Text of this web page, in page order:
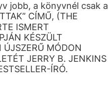
jobb, a könyvnél csak a
CÍMŰ, (THE
ISMERT
KÉSZÜLT
ÚJSZERŰ MÓDON
JERRY B. JENKINS
ÍRÓ.